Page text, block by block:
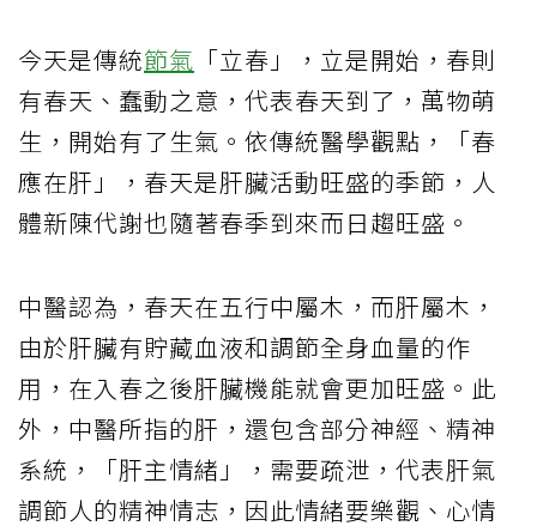
今天是傳統節氣 「立春」，立是開始，春則
有春天、蠢動之意，代表春天到了，萬物萌
生，開始有了生氣。依傳統醫學觀點，「春
應在肝」，春天是肝臟活動旺盛的季節，人
體新陳代謝也隨著春季到來而日趨旺盛。
中醫認為，春天在五行中屬木，而肝屬木，
由於肝臟有貯藏血液和調節全身血量的作
用，在入春之後肝臟機能就會更加旺盛。此
外，中醫所指的肝，還包含部分神經、精神
系統，「肝主情緒」，需要疏泄，代表肝氣
調節人的精神情志，因此情緒要樂觀、心情